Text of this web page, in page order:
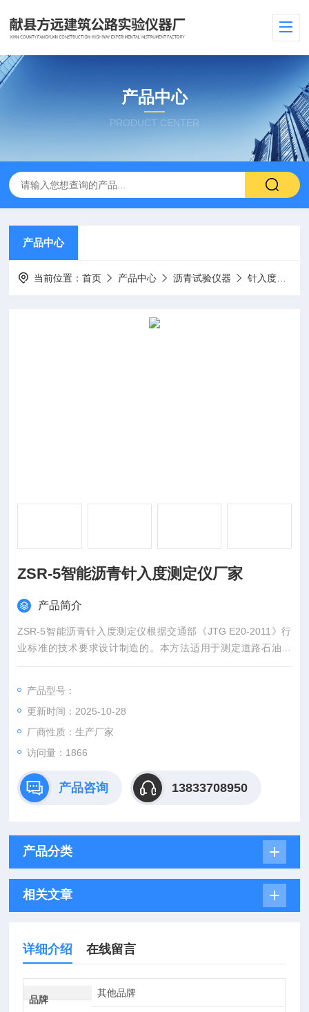
产品中心
PRODUCT CENTER
产品中心
当前位置：首页 产品中心 沥青试验仪器 针入度测定仪
ZSR-5智能沥青针入度测定仪厂家
产品简介
ZSR-5智能沥青针入度测定仪根据交通部《JTG E20-2011》行
业标准的技术要求设计制造的。本方法适用于测定道路石油沥
青、聚合物改性沥青针入度以及液体石油沥青蒸馏或乳化沥青蒸
重100g，贯入时间5s。ZSR-5智能沥青针入度测定仪厂家
产品型号：
更新时间：2025-10-28
厂商性质：生产厂家
访问量：1866
产品咨询 13833708950
产品分类
相关文章
详细介绍 在线留言
品牌
其他品牌